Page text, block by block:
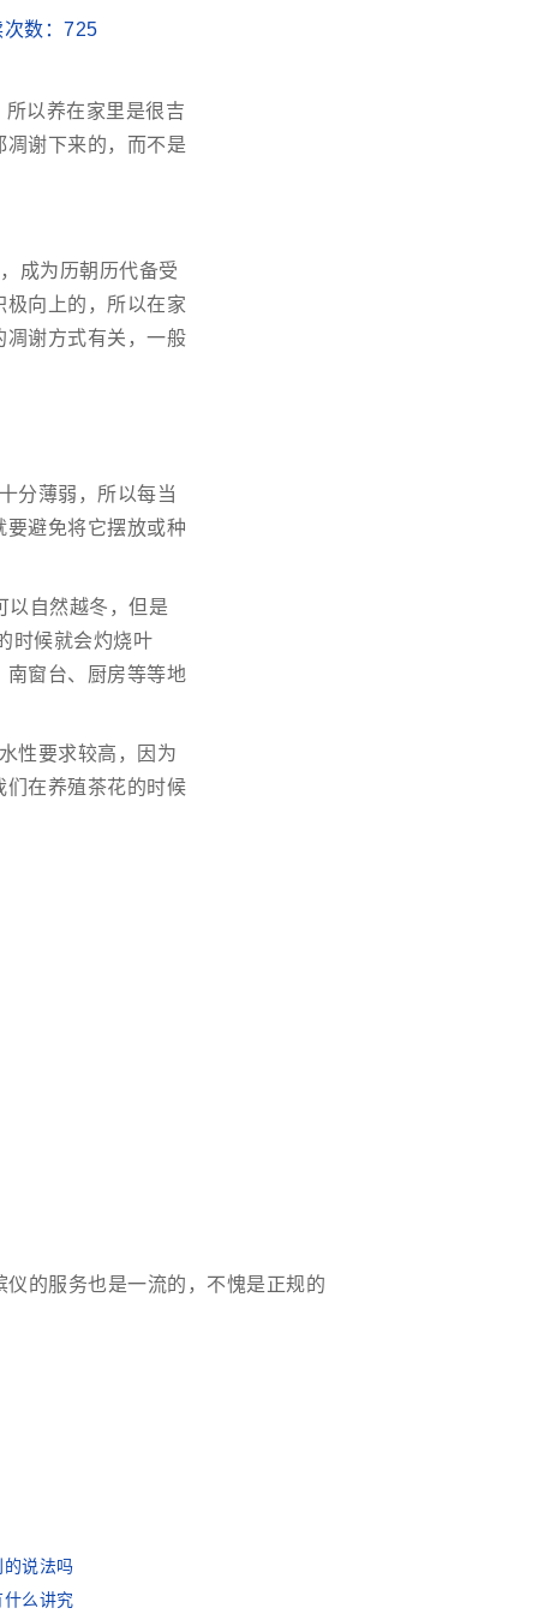
数：725
以养在家里是很吉
谢下来的，而不是
成为历朝历代备受
向上的，所以在家
凋谢方式有关，一般
分薄弱，所以每当
避免将它摆放或种
以自然越冬，但是
时候就会灼烧叶
南窗台、厨房等等地
性要求较高，因为
们在养殖茶花的时候
的服务也是一流的，不愧是正规的
说法吗
么讲究